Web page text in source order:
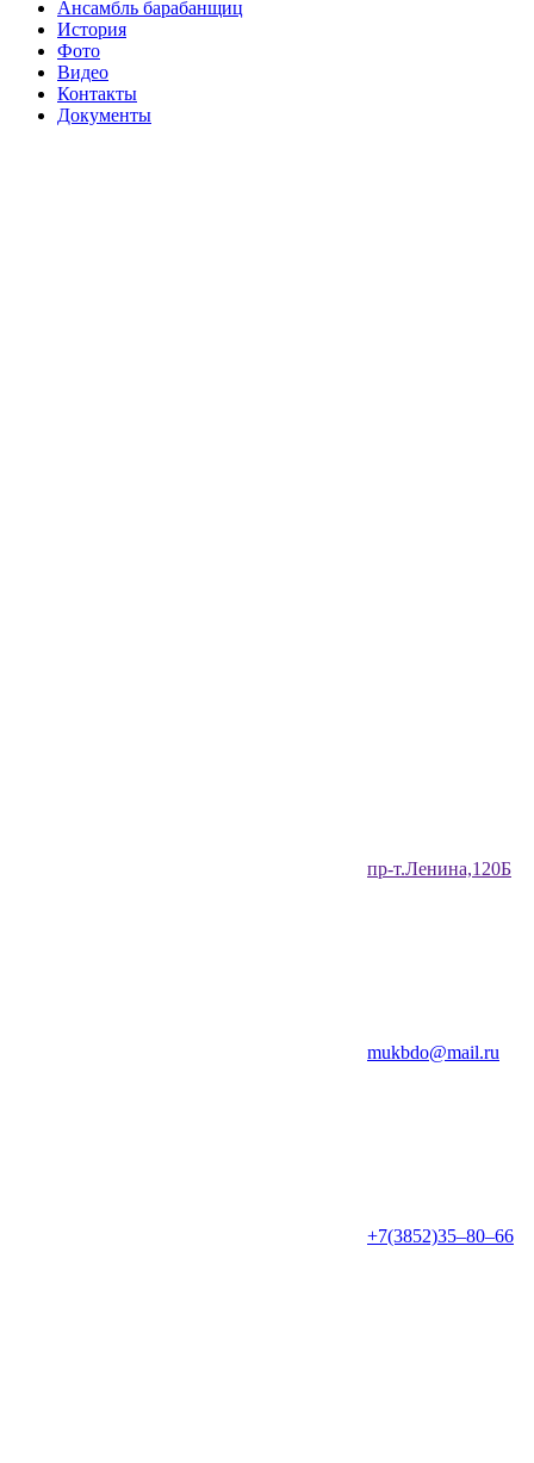
Ансамбль барабанщиц
История
Фото
Видео
Контакты
Документы
​пр-т.Ленина,120Б​
mukbdo@mail.ru
+7(3852)35‒80‒66